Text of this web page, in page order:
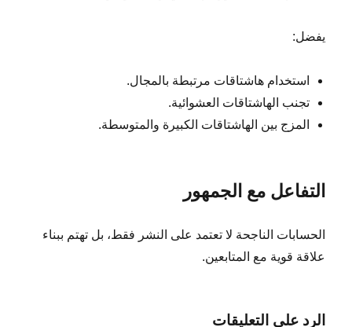
يفضل:
استخدام هاشتاقات مرتبطة بالمجال.
تجنب الهاشتاقات العشوائية.
المزج بين الهاشتاقات الكبيرة والمتوسطة.
التفاعل مع الجمهور
الحسابات الناجحة لا تعتمد على النشر فقط، بل تهتم ببناء
علاقة قوية مع المتابعين.
الرد على التعليقات